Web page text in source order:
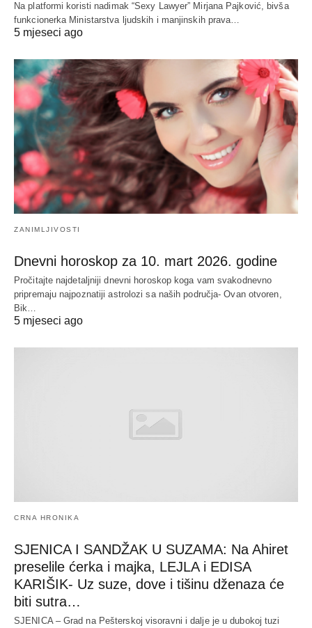
Na platformi koristi nadimak “Sexy Lawyer” Mirjana Pajković, bivša
funkcionerka Ministarstva ljudskih i manjinskih prava…
5 mjeseci ago
ZANIMLJIVOSTI
Dnevni horoskop za 10. mart 2026. godine
Pročitajte najdetaljniji dnevni horoskop koga vam svakodnevno
pripremaju najpoznatiji astrolozi sa naših područja- Ovan otvoren,
Bik…
5 mjeseci ago
CRNA HRONIKA
SJENICA I SANDŽAK U SUZAMA: Na Ahiret
preselile ćerka i majka, LEJLA i EDISA
KARIŠIK- Uz suze, dove i tišinu dženaza će
biti sutra…
SJENICA – Grad na Pešterskoj visoravni i dalje je u dubokoj tuzi